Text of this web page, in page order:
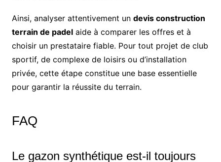
Ainsi, analyser attentivement un devis construction
terrain de padelaide à comparer les offres et à
choisir un prestataire fiable. Pour tout projet de club
sportif, de complexe de loisirs ou d’installation
privée, cette étape constitue une base essentielle
pour garantir la réussite du terrain.
FAQ
Le gazon synthétique est-il toujours